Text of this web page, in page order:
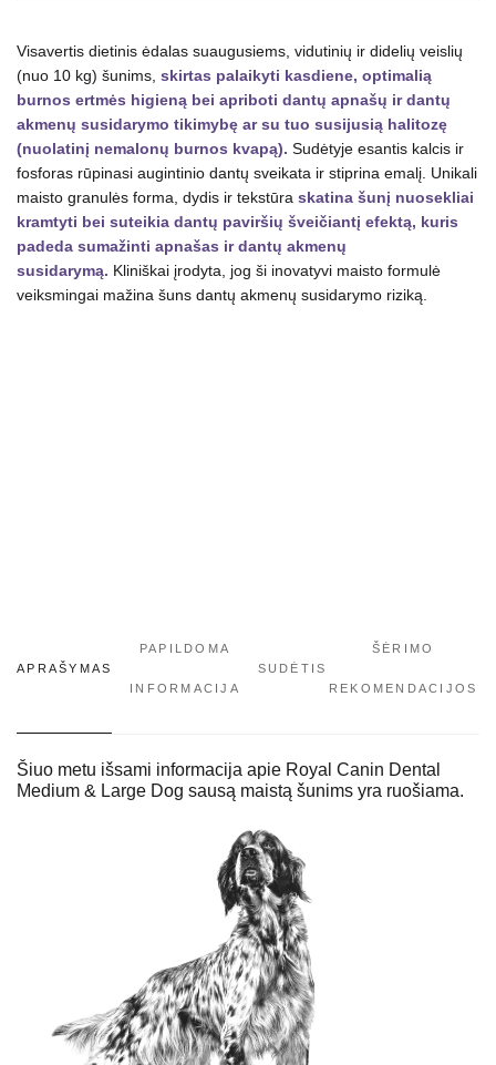
sausas
maistas
šunims
kg
Visavertis dietinis ėdalas suaugusiems, vidutinių ir didelių veislių
(nuo 10 kg) šunims, skirtas palaikyti kasdiene, optimalią
burnos ertmės higieną bei apriboti dantų apnašų ir dantų
akmenų susidarymo tikimybę ar su tuo susijusią halitozę
(nuolatinį nemalonų burnos kvapą). Sudėtyje esantis kalcis ir
fosforas rūpinasi augintinio dantų sveikata ir stiprina emalį. Unikali
maisto granulės forma, dydis ir tekstūra skatina šunį nuosekliai
kramtyti bei suteikia dantų paviršių šveičiantį efektą, kuris
padeda sumažinti apnašas ir dantų akmenų
susidarymą. Kliniškai įrodyta, jog ši inovatyvi maisto formulė
veiksmingai mažina šuns dantų akmenų susidarymo riziką.
APRAŠYMAS
PAPILDOMA
INFORMACIJA
SUDĖTIS
ŠĖRIMO
REKOMENDACIJOS
Šiuo metu išsami informacija apie Royal Canin Dental
Medium & Large Dog sausą maistą šunims yra ruošiama.